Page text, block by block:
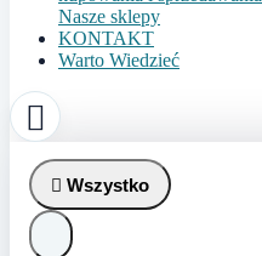
Nasze sklepy
KONTAKT
Warto Wiedzieć

 Wszystko